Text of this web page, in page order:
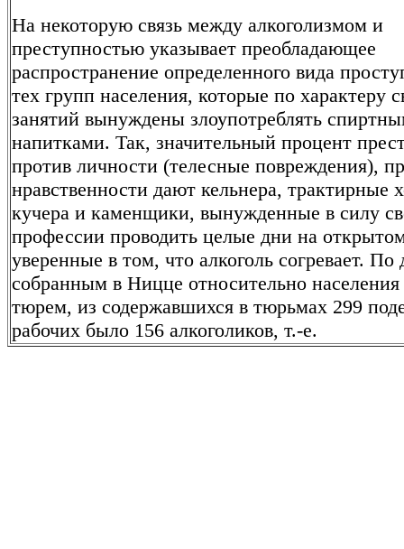
На некоторую связь между алкоголизмом и
преступностью указывает преобладающее
распространение определенного вида
тех групп населения, которые по характеру
занятий вынуждены злоупотреблять
напитками. Так, значительный процент
против личности (телесные повреждения),
нравственности дают кельнера, трактирные
кучера и каменщики, вынужденные в силу
профессии проводить целые дни на
уверенные в том, что алкоголь согревает.
собранным в Ницце относительно
тюрем, из содержавшихся в тюрьмах 299
рабочих было 156 алкоголиков, т.-е.